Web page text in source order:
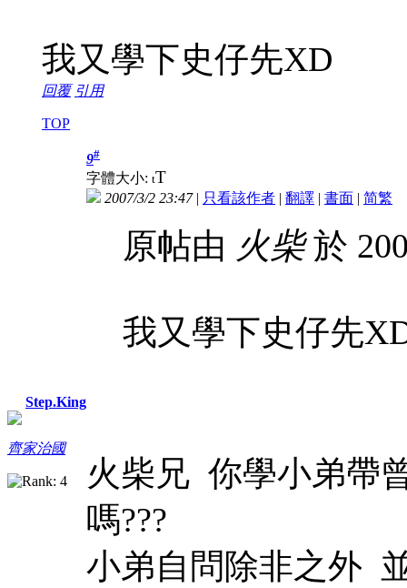
我又學下史仔先XD
回覆 引用
TOP
Step.King
齊家治國
9#
字體大小: tT
2007/3/2 23:47| 只看該作者 | 翻譯 | 書面 | 简繁
原帖由 火柴於
我又學下史仔先
火柴兄 你學小弟帶
嗎???
小弟自問除非之外